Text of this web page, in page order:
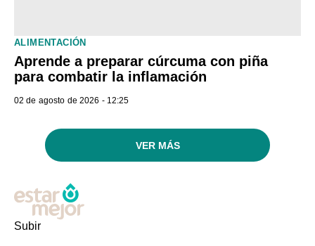
ALIMENTACIÓN
Aprende a preparar cúrcuma con piña
para combatir la inflamación
02 de agosto de 2026 - 12:25
VER MÁS
Subir